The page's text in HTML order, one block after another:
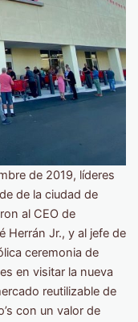
de 2019, líderes
de la ciudad de
al CEO de
Herrán Jr., y al jefe de
ceremonia de
en visitar la nueva
reutilizable de
con un valor de